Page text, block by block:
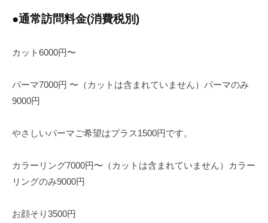
●通常訪問料金(消費税別)
カット6000円〜
パーマ7000円 〜（カットは含まれていません）パーマのみ
9000円
やさしいパーマご希望はプラス1500円です。
カラーリング7000円〜（カットは含まれていません）カラー
リングのみ9000円
お顔そり3500円